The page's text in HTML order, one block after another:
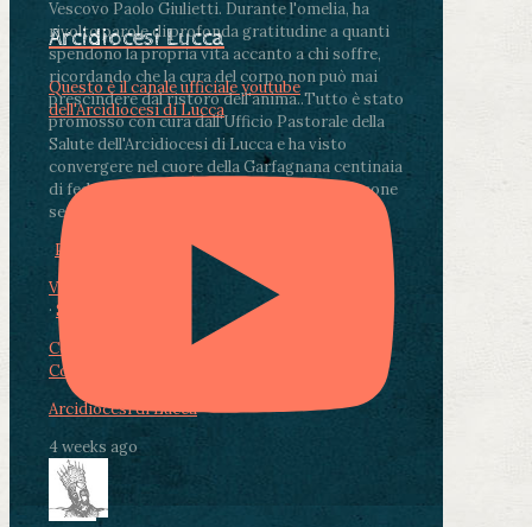
Vescovo Paolo Giulietti. Durante l'omelia, ha
rivolto parole di profonda gratitudine a quanti
spendono la propria vita accanto a chi soffre,
ricordando che la cura del corpo non può mai
prescindere dal ristoro dell'anima..Tutto è stato
promosso con cura dall'Ufficio Pastorale della
Salute dell'Arcidiocesi di Lucca e ha visto
convergere nel cuore della Garfagnana centinaia
di fedeli, operatori sanitari, volontari e persone
segnate dalla malattia.
Photo
View on Facebook
· Share
Condividi su Facebook
Condividi su LinkedIn
Arcidiocesi di Lucca
4 weeks ago
Arcidiocesi Lucca
Questo è il canale ufficiale youtube
dell'Arcidiocesi di Lucca